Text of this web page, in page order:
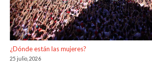
¿Dónde están las mujeres?
25 julio, 2026